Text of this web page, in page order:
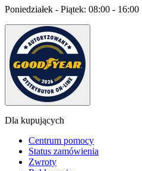
Poniedziałek - Piątek: 08:00 - 16:00
Dla kupujących
Centrum pomocy
Status zamówienia
Zwroty